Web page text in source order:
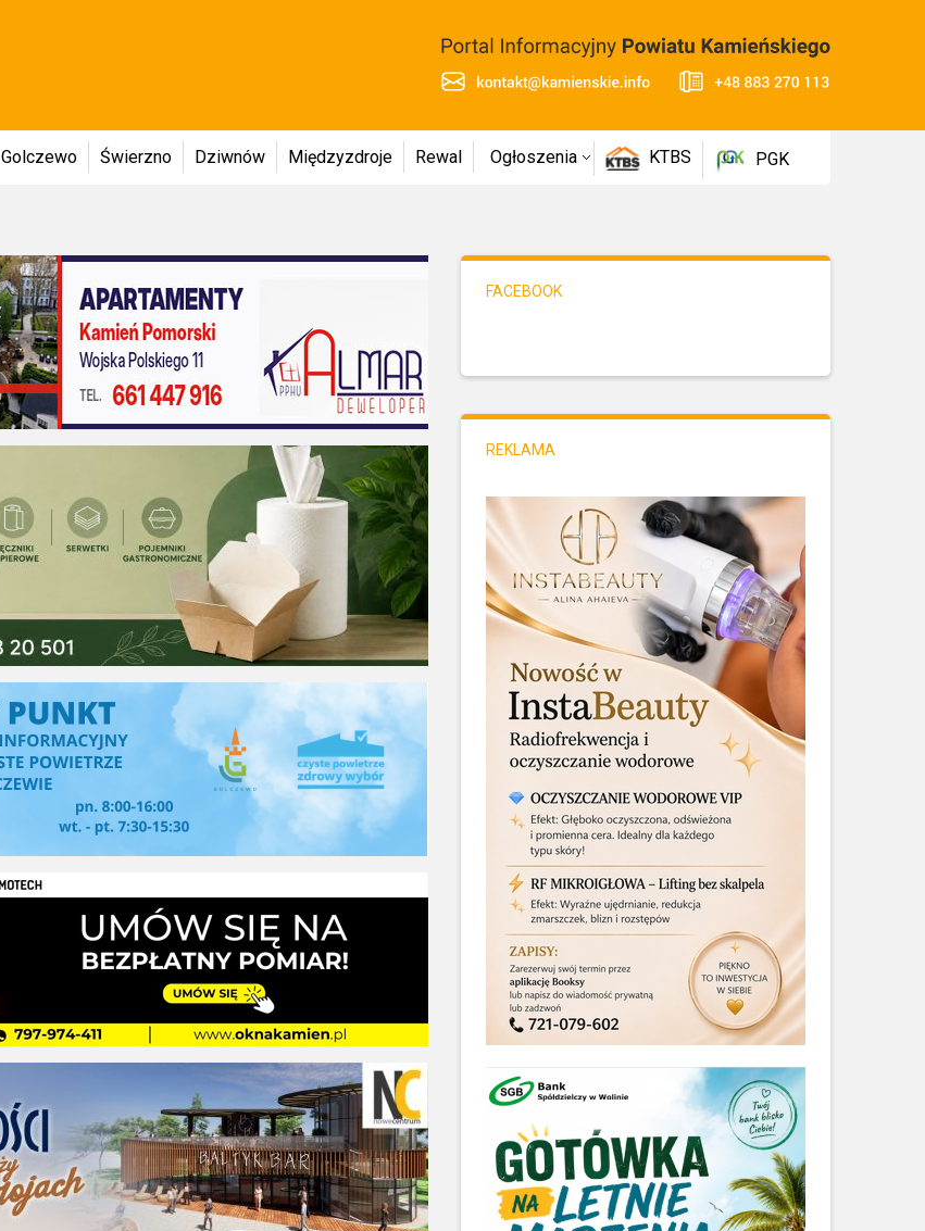
Golczewo Świerzno Dziwnów Międzyzdroje Rewal Ogłoszenia KTBS PGK
FACEBOOK
REKLAMA